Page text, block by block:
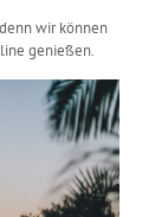
wir können
genießen.